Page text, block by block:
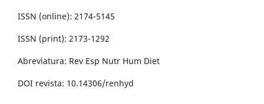
ISSN (online): 2174-5145
ISSN (print): 2173-1292
Abreviatura: Rev Esp Nutr Hum Diet
DOI revista: 10.14306/renhyd